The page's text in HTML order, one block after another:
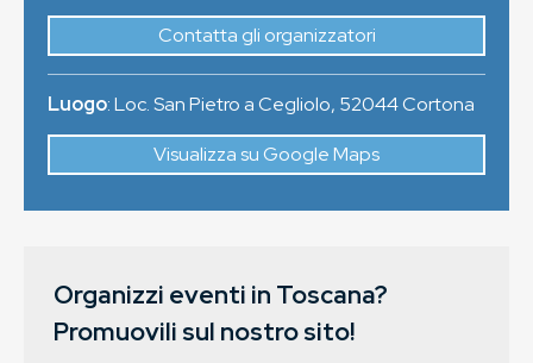
Contatta gli organizzatori
Luogo:Loc. San Pietro a Cegliolo, 52044Cortona
Visualizza su Google Maps
Organizzi eventi in Toscana?
Promuovili sul nostro sito!